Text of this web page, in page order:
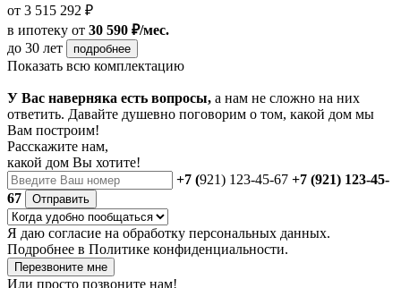
от 3 515 292 ₽
в ипотеку от 30 590 ₽/мес.
до 30 лет
подробнее
Показать всю комплектацию
У Вас наверняка есть вопросы, а нам не сложно на них
ответить. Давайте душевно поговорим о том, какой дом мы
Вам построим!
Расскажите нам,
какой дом Вы хотите!
+7 (921) 123-45-67 +7 (921) 123-45-
67
Отправить
Я даю согласие на обработку персональных данных.
Подробнее в Политике конфиденциальности.
Перезвоните мне
Или просто позвоните нам!